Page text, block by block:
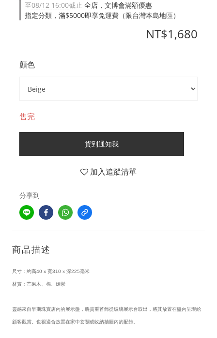
至08/12 16:00截止 全店，文博會滿額優惠
指定分類，滿$5000即享免運費（限台灣本島地區）
NT$1,680
顏色
售完
貨到通知我
加入追蹤清單
分享到
商品描述
尺寸：約高40 x 寬310 x 深225毫米
材質：芒果木、棉、嫘縈
靈感來自早期珠寶店內的展示盤，將貴重首飾從玻璃展示台取出，將其放置在盤內呈現給
顧客觀賞。也很適合放置在家中玄關或收納抽屜內的配飾。